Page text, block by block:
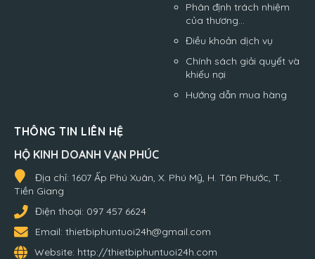
Phân định trách nhiệm
của thương...
Điều khoản dịch vụ
Chính sách giải quyết và
khiếu nại
Hướng dẫn mua hàng
THÔNG TIN LIÊN HỆ
HỘ KINH DOANH VẠN PHÚC
Địa chỉ: 1607 Ấp Phú Xuân, X. Phú Mỹ, H. Tân Phước, T.
Tiền Giang
Điện thoại: 097 457 6624
Email: thietbiphuntuoi24h@gmail.com
Website: http://thietbiphuntuoi24h.com